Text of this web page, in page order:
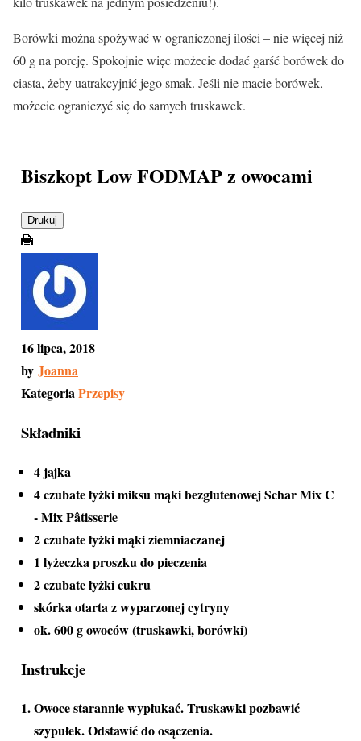
Borówkimożna spożywać w ograniczonej ilości – nie więcej niż
60 g na porcję. Spokojnie więc możecie dodać garść borówek do
ciasta, żeby uatrakcyjnić jego smak. Jeśli nie macie borówek,
możecie ograniczyć się do samych truskawek.
Biszkopt Low FODMAP z owocami
Drukuj
16 lipca, 2018
by Joanna
KategoriaPrzepisy
Składniki
4 jajka
4 czubate łyżki miksu mąki bezglutenowej Schar Mix C
- Mix Pâtisserie
2 czubate łyżki mąki ziemniaczanej
1 łyżeczka proszku do pieczenia
2 czubate łyżki cukru
skórka otarta z wyparzonej cytryny
ok. 600 g owoców (truskawki, borówki)
Instrukcje
Owoce starannie wypłukać. Truskawki pozbawić
szypułek. Odstawić do osączenia.